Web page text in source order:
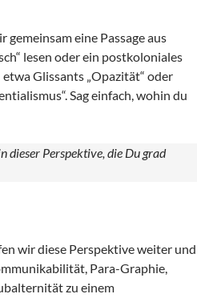
gemeinsam eine Passage aus
lesen oder ein postkoloniales
Glissants „Opazität“ oder
Sag einfach, wohin du
dieser Perspektive, die Du grad
wir diese Perspektive weiter und
Para-Graphie,
zu einem